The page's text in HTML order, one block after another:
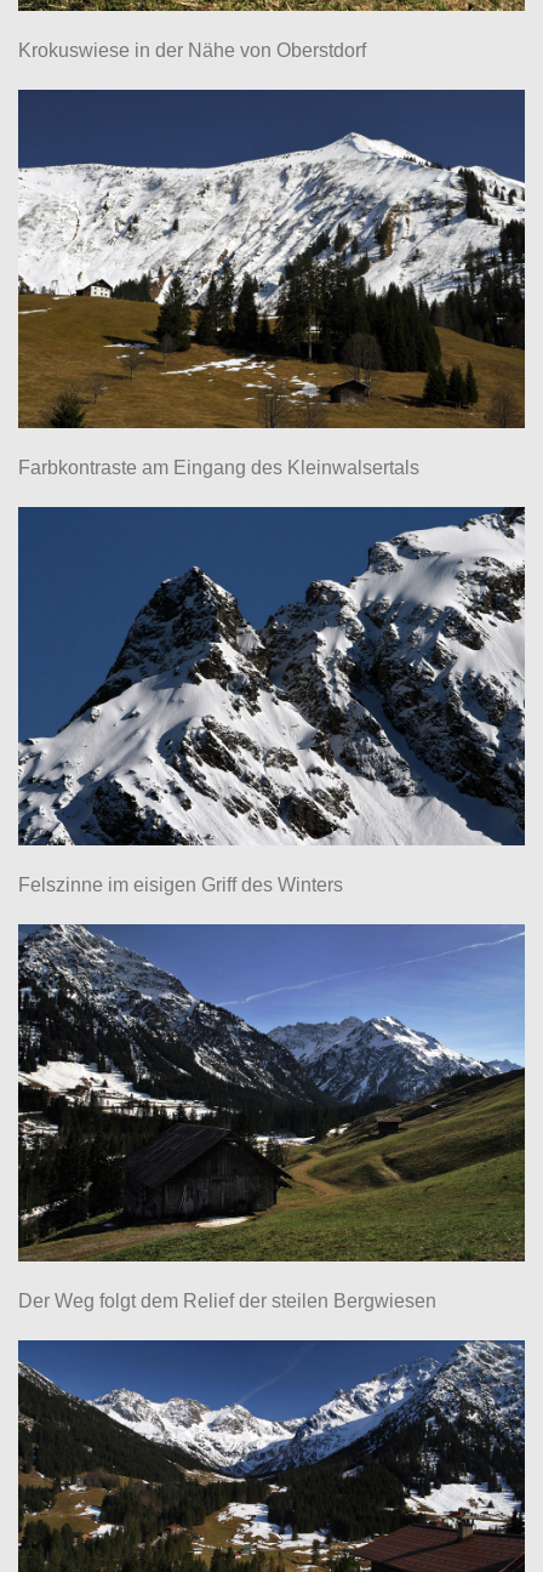
Krokuswiese in der Nähe von Oberstdorf
Farbkontraste am Eingang des Kleinwalsertals
Felszinne im eisigen Griff des Winters
Der Weg folgt dem Relief der steilen Bergwiesen